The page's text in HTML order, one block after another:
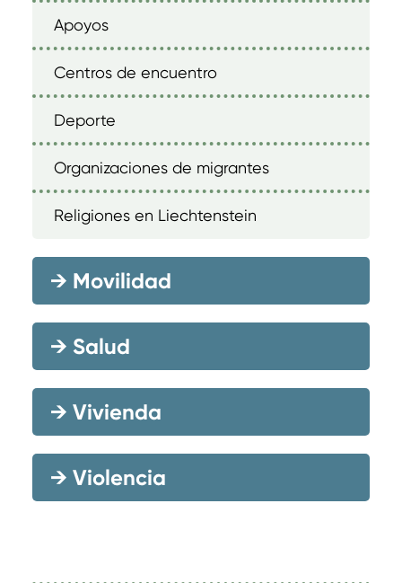
Apoyos
Centros de encuentro
Deporte
Organizaciones de migrantes
Religiones en Liechtenstein
→ Movilidad
→ Salud
→ Vivienda
→ Violencia